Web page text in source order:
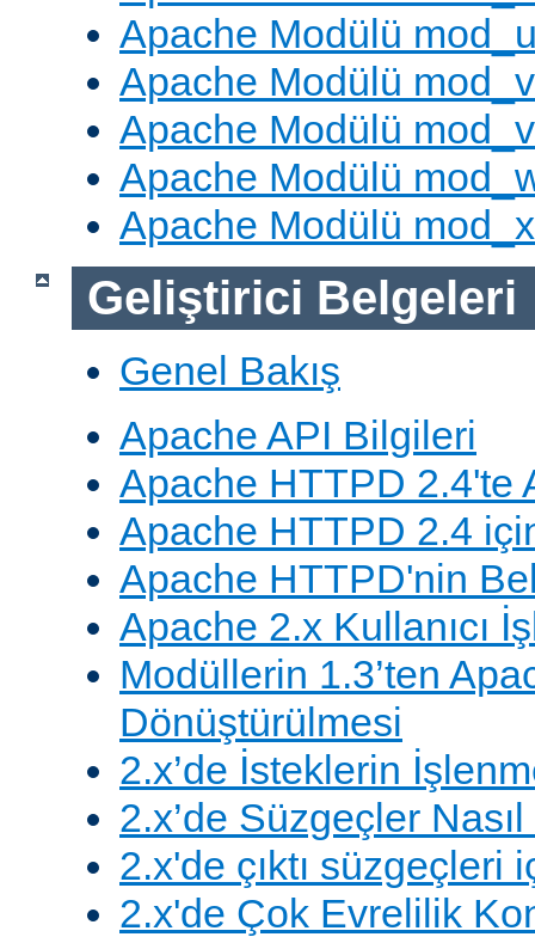
Apache Modülü
Apache Modülü
Apache Modülü
Apache Modülü
Apache Modülü
Geliştirici Belgeleri
Genel Bakış
Apache API Bilgileri
Apache HTTPD 2.4'te
Apache HTTPD 2.4
Apache HTTPD'nin
Apache 2.x Kullanıcı
Modüllerin 1.3’ten
Dönüştürülmesi
2.x’de İsteklerin
2.x’de Süzgeçler Nasıl
2.x'de çıktı süzgeçleri
2.x'de Çok Evrelilik